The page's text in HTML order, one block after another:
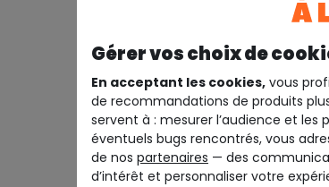
Gérer vos choix de
En acceptant les cookies, vous
de recommandations de produits
servent à : mesurer l’audience et
éventuels bugs rencontrés, vous
de nos partenaires — des
d’intérêt et personnaliser votre